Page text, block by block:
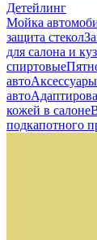
Детейлинг
Мойка
защита стекол
для салона и
спиртовые
авто
авто
кожей в салоне
подкапотного